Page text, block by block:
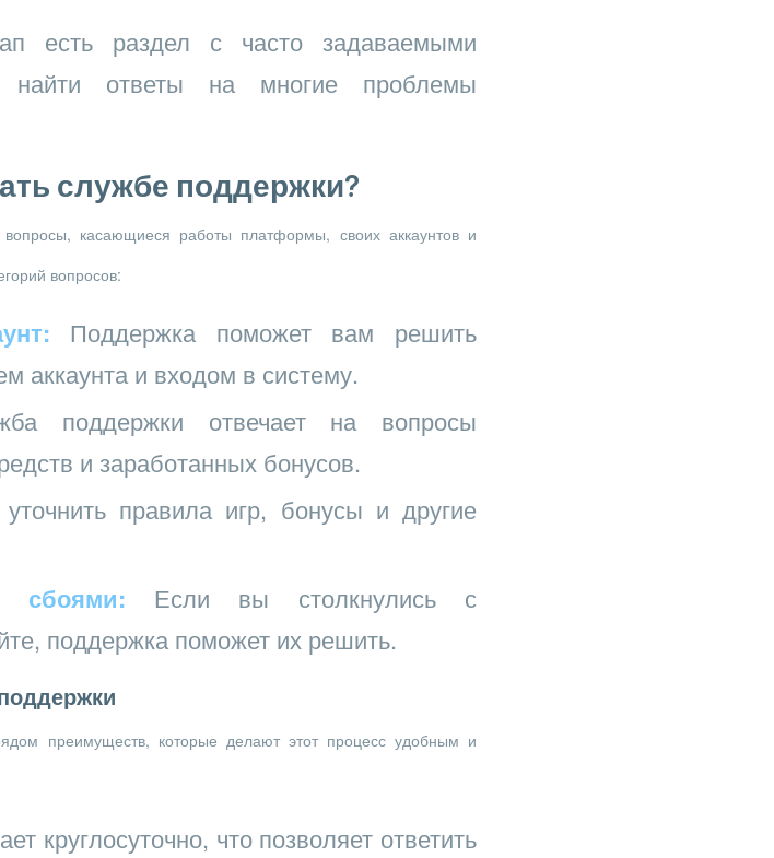
есть раздел с часто задаваемыми
ответы на многие проблемы
службе поддержки?
касающиеся работы платформы, своих аккаунтов и
вопросов:
Поддержка поможет вам решить
аккаунта и входом в систему.
поддержки отвечает на вопросы
и заработанных бонусов.
правила игр, бонусы и другие
сбоями: Если вы столкнулись с
поддержка поможет их решить.
преимуществ, которые делают этот процесс удобным и
круглосуточно, что позволяет ответить